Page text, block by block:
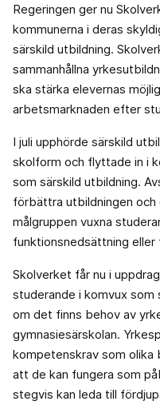
Regeringen ger nu
kommunerna i deras
särskild utbildning.
sammanhållna
ska stärka elevernas
arbetsmarknaden efter
I juli upphörde särskild
skolform och flyttade in i
som särskild utbildning.
förbättra utbildningen
målgruppen vuxna
funktionsnedsättning eller
Skolverket får nu i
studerande i komvux som
om det finns behov av
gymnasiesärskolan.
kompetenskrav som olika
att de kan fungera som
stegvis kan leda till